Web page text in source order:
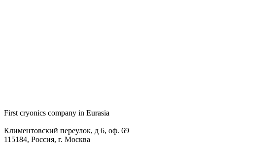
First cryonics company in Eurasia
Климентовский переулок, д 6, оф. 69
115184, Россия, г. Москва